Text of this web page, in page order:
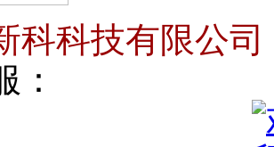
科科技有限公司
：